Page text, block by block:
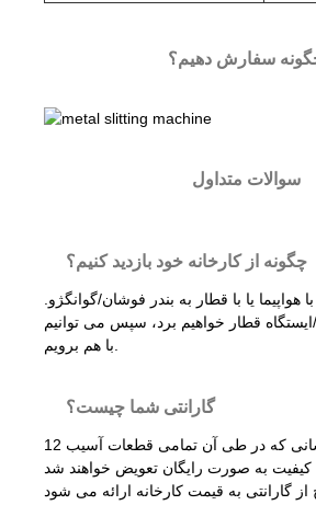
سفارش دهیم؟
سوالات متداول
چگونه از کارخانه خود بازدید کنیم؟
هواپیما یا با قطار به بندر فوشان/گوانگژو.
ایستگاه قطار خواهیم برد، سپس می توانیم
گارانتی شما چیست؟
12 ماه به جز خطای انسانی که در طی آن تمامی قطعات آسیب